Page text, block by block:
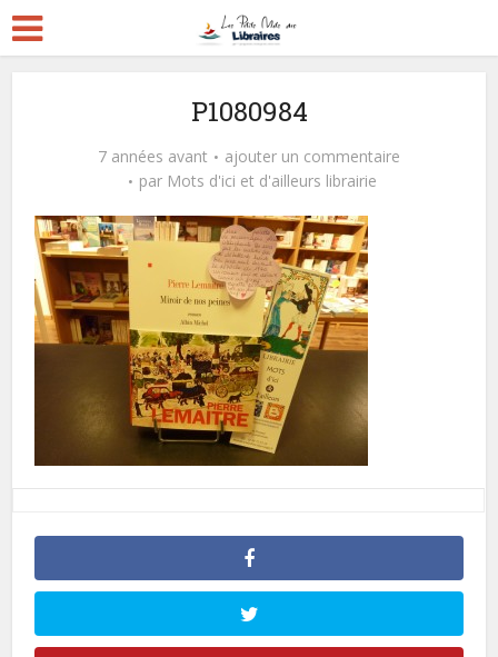
P1080984
7 années avant
ajouter un commentaire
par Mots d'ici et d'ailleurs librairie